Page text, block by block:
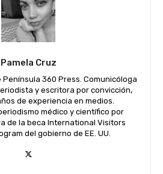
Pamela Cruz
360 Press. Comunicóloga
y escritora por convicción,
de experiencia en medios.
médico y científico por
de la beca International Visitors
del gobierno de EE. UU.